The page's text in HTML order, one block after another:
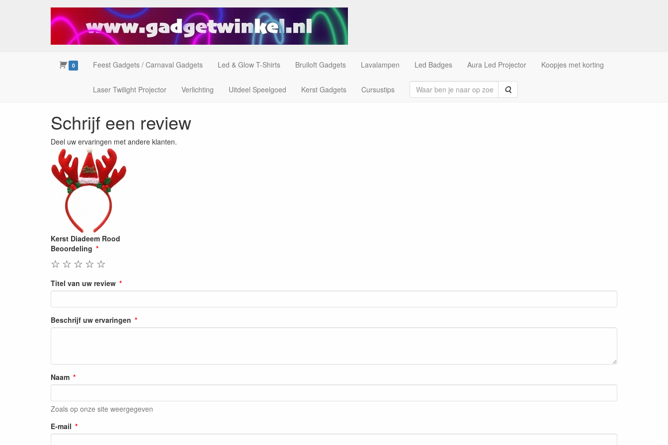
0 Feest Gadgets / Carnaval Gadgets Led & Glow T-Shirts Bruiloft Gadgets Lavalampen Led Badges Aura Led Projector Koopjes met korting
Laser Twilight Projector Verlichting Uitdeel Speelgoed Kerst Gadgets Cursustips Zoeken
Schrijf een review
Deel uw ervaringen met andere klanten.
Kerst Diadeem Rood
Beoordeling
☆
☆
☆
☆
☆
Titel van uw review
Beschrijf uw ervaringen
Naam
Zoals op onze site weergegeven
E-mail